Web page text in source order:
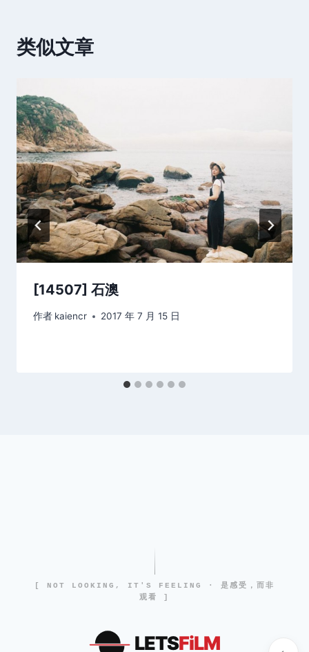
类似文章
[14507] 石澳
作者 kaiencr 2017 年 7 月 15 日
[ NOT LOOKING, IT'S FEELING · 是感受，而非
观看 ]
LETSFiLM